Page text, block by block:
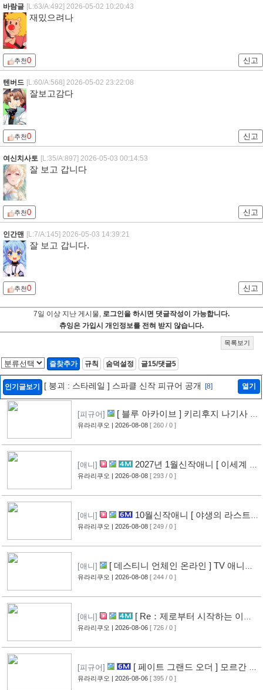
바람글 [L:63/A:492] 2026-05-02 10:20:43
재밌으려나
추천0 신고
텐버드 [L:60/A:568] 2026-05-02 23:22:08
잘보고감다
추천0 신고
여신치사토 [L:35/A:897] 2026-05-03 00:14:53
잘 보고 갑니다
추천0 신고
인간맨 [L:7/A:145] 2026-05-03 14:39:21
잘 보고 갑니다.
추천0 신고
7일 이상 지난 게시물, 로그인을 하시면 댓글작성이 가능합니다.
츄잉은 가입시 개인정보를 전혀 받지 않습니다.
목록보기
즐찾추가 규칙 숨덕설정 글15/댓글5
인기글보기 [ 붕괴 : 스타레일 ] 스파클 신작 피규어 공개 [8] 열기
[피규어]
[ 블루 아카이브 ] 키리후지 나기사 신
작 피규어 공개 [9]
유라리쿠오 | 2026-08-08 [ 260 / 0 ]
[애니]
2027년 1월신작애니 [ 이세계 전
생 소동기 ] PV 영상 공개
유라리쿠오 | 2026-08-08 [ 293 / 0 ]
[애니]
10월신작애니 [ 야생의 라스트
보스가 나타났다! ] 2기 PV 영상 공개
유라리쿠오 | 2026-08-08 [ 249 / 0 ]
[애니]
[ 데스티니 언체인 온라인 ] TV 애니메
이션화 결정 [9]
유라리쿠오 | 2026-08-08 [ 244 / 0 ]
[애니]
[ Re：제로부터 시작하는 이세
계 생활 ] 4기 탈환편 PV 영상 공개
유라리쿠오 | 2026-08-06 [ 726 / 0 ]
[피규어]
[ 페이트 그랜드 오더 ] 모르간 르
페이 신작 피규어 공개
[10]
유라리쿠오 | 2026-08-06 [ 395 / 0 ]